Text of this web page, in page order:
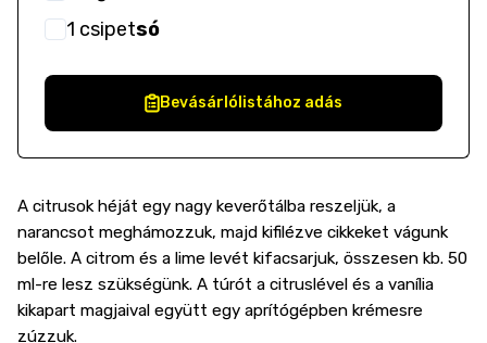
1 csipetsó
Bevásárlólistához adás
A citrusok héját egy nagy keverőtálba reszeljük, a
narancsot meghámozzuk, majd kifilézve cikkeket vágunk
belőle. A citrom és a lime levét kifacsarjuk, összesen kb. 50
ml-re lesz szükségünk. A túrót a citruslével és a vanília
kikapart magjaival együtt egy aprítógépben krémesre
zúzzuk.